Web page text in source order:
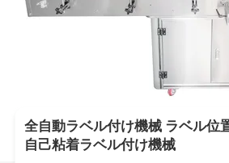
全自動ラベル付け機械 ラベル位
自己粘着ラベル付け機械